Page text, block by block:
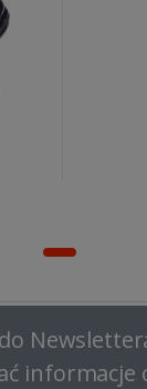
informacje